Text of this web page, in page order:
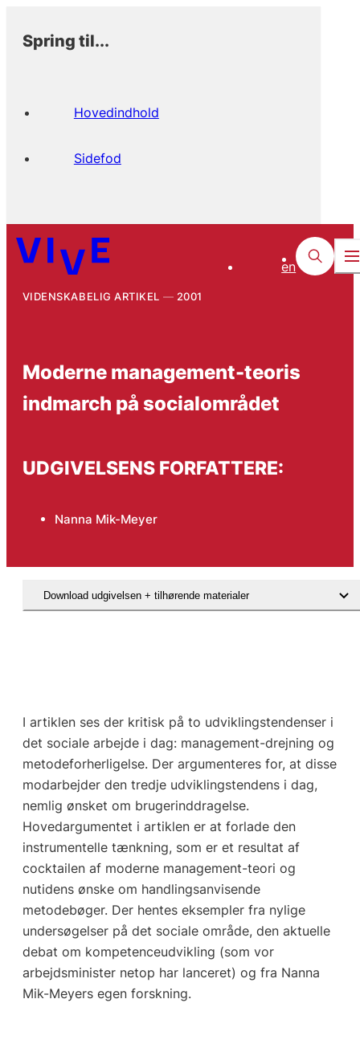
Spring til...
Hovedindhold
Sidefod
en
VIDENSKABELIG ARTIKEL 2001
Moderne management-teoris
indmarch på socialområdet
UDGIVELSENS FORFATTERE:
Nanna Mik-Meyer
Download udgivelsen + tilhørende materialer
I artiklen ses der kritisk på to udviklingstendenser i
det sociale arbejde i dag: management-drejning og
metodeforherligelse. Der argumenteres for, at disse
modarbejder den tredje udviklingstendens i dag,
nemlig ønsket om brugerinddragelse.
Hovedargumentet i artiklen er at forlade den
instrumentelle tænkning, som er et resultat af
cocktailen af moderne management-teori og
nutidens ønske om handlingsanvisende
metodebøger. Der hentes eksempler fra nylige
undersøgelser på det sociale område, den aktuelle
debat om kompetenceudvikling (som vor
arbejdsminister netop har lanceret) og fra Nanna
Mik-Meyers egen forskning.